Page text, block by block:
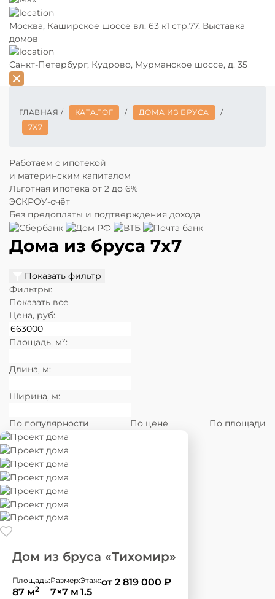
Москва, Каширское шоссе вл. 63 к1 стр.77. Выставка
домов
Санкт-Петербург, Кудрово, Мурманское шоссе, д. 35
ГЛАВНАЯ / КАТАЛОГ / ДОМА ИЗ БРУСА
/
7X7
Работаем с ипотекой
и материнским капиталом
Льготная ипотека от 2 до 6%
ЭСКРОУ-счёт
Без предоплаты и подтверждения дохода
Дома из бруса 7х7
Показать фильтр
Фильтры:
Показать все
Цена, руб:
Площадь, м²:
Длина, м:
Ширина, м:
По популярности По цене По площади
Дом из бруса «Тихомир»
Площадь:
87 м2
Размер:
7×7 м
Этаж:
1.5
от 2 819 000 ₽